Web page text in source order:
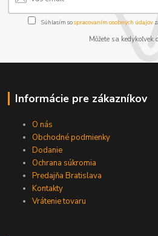
Súhlasím sospracovaním osobných údajov
Môžete sa kedykoľvek
Informácie pre zákazníkov
O nás
Obchodné podmienky
Dodanie
Ochrana súkromia
Predajňa Bratislava
Kontakty
Vrátenie tovaru